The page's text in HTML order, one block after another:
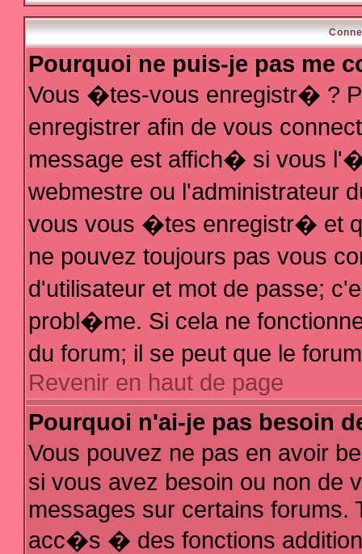
Pourquoi ne puis-je pas me
Vous �tes-vous enregistr� ?
enregistrer afin de vous
message est affich� si vous
webmestre ou l'administrateur
vous vous �tes enregistr� et
ne pouvez toujours pas vous
d'utilisateur et mot de passe;
probl�me. Si cela ne
du forum; il se peut que le
Revenir en haut de page
Pourquoi n'ai-je pas besoin
Vous pouvez ne pas en avoir
si vous avez besoin ou non de
messages sur certains forums.
acc�s � des fonctions